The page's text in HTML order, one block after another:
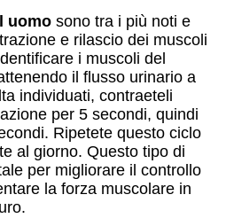
uomo sono tra i più noti e
e rilascio dei muscoli
i muscoli del
il flusso urinario a
individuati, contraeteli
per 5 secondi, quindi
Ripetete questo ciclo
al giorno. Questo tipo di
per migliorare il controllo
la forza muscolare in